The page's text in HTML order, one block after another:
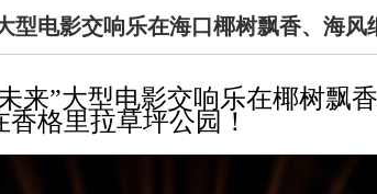
型电影交响乐在海口椰树飘香、海风
来”大型电影交响乐在椰树飘
格里拉草坪公园！